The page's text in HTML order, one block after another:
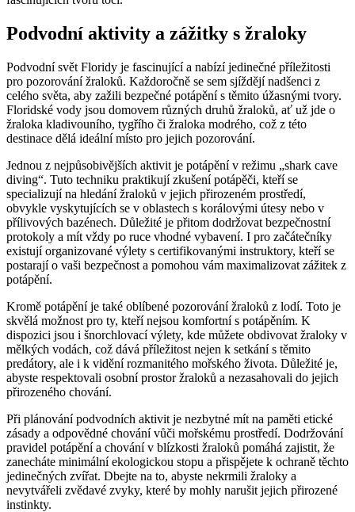
Podvodní aktivity a zážitky s žraloky
Podvodní svět Floridy je fascinující a nabízí jedinečné příležitosti
pro pozorování žraloků. Každoročně se sem sjíždějí nadšenci z
celého světa, aby zažili bezpečné potápění s těmito úžasnými tvory.
Floridské vody jsou domovem různých druhů žraloků, ať už jde o
žraloka kladivouního, tygřího či žraloka modrého, což z této
destinace dělá ideální místo pro jejich pozorování.
Jednou z nejpůsobivějších aktivit je potápění v režimu „shark cave
diving“. Tuto techniku praktikují zkušení potápěči, kteří se
specializují na hledání žraloků v jejich přirozeném prostředí,
obvykle vyskytujících se v oblastech s korálovými útesy nebo v
přílivových bazénech. Důležité je přitom dodržovat bezpečnostní
protokoly a mít vždy po ruce vhodné vybavení. I pro začátečníky
existují organizované výlety s certifikovanými instruktory, kteří se
postarají o vaši bezpečnost a pomohou vám maximalizovat zážitek z
potápění.
Kromě potápění je také oblíbené pozorování žraloků z lodí. Toto je
skvělá možnost pro ty, kteří nejsou komfortní s potápěním. K
dispozici jsou i šnorchlovací výlety, kde můžete obdivovat žraloky v
mělkých vodách, což dává příležitost nejen k setkání s těmito
predátory, ale i k vidění rozmanitého mořského života. Důležité je,
abyste respektovali osobní prostor žraloků a nezasahovali do jejich
přirozeného chování.
Při plánování podvodních aktivit je nezbytné mít na paměti etické
zásady a odpovědné chování vůči mořskému prostředí. Dodržování
pravidel potápění a chování v blízkosti žraloků pomáhá zajistit, že
zanecháte minimální ekologickou stopu a přispějete k ochraně těchto
jedinečných zvířat. Dbejte na to, abyste nekrmili žraloky a
nevytvářeli zvědavé zvyky, které by mohly narušit jejich přirozené
instinkty.